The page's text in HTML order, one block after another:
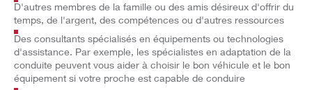
D'autres membres de la famille ou des amis désireux d'offrir du
temps, de l'argent, des compétences ou d'autres ressources
Des consultants spécialisés en équipements ou technologies
d'assistance. Par exemple, les spécialistes en adaptation de la
conduite peuvent vous aider à choisir le bon véhicule et le bon
équipement si votre proche est capable de conduire